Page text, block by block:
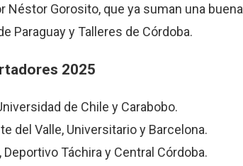
Néstor Gorosito, que ya suman una
Paraguay y Talleres de Córdoba.
2025
de Chile y Carabobo.
del Valle, Universitario y Barcelona.
Deportivo Táchira y Central Córdoba.